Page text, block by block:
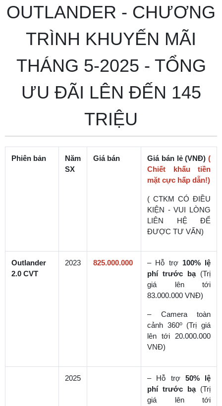
OUTLANDER - CHƯƠNG
TRÌNH KHUYẾN MÃI
THÁNG 5-2025 - TỔNG
ƯU ĐÃI LÊN ĐẾN 145
TRIỆU
Phiên bản
Năm
SX
Giá bán Giá bán lẻ (VNĐ) (
Chiết khấu tiền
mặt cực hấp dẫn!)
( CTKM CÓ ĐIỀU
KIỆN - VUI LÒNG
LIÊN HỆ ĐỂ
ĐƯỢC TƯ VẤN)
Outlander
2.0 CVT
2023 825.000.000 – Hỗ trợ 100% lệ
phí trước bạ(Trị
giá lên tới
83.000.000 VNĐ)
– Camera toàn
cảnh 360o(Trị giá
lên tới 20.000.000
VNĐ)
2025 – Hỗ trợ 50% lệ
phí trước bạ(Trị
giá lên tới